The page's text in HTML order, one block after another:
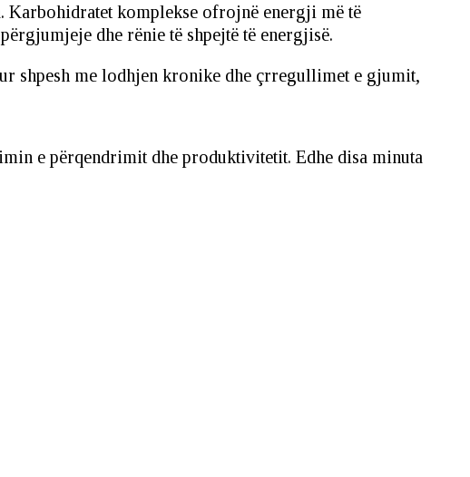
Karbohidratet komplekse ofrojnë energji më të
dhe rënie të shpejtë të energjisë.
shpesh me lodhjen kronike dhe çrregullimet e gjumit,
e përqendrimit dhe produktivitetit. Edhe disa minuta